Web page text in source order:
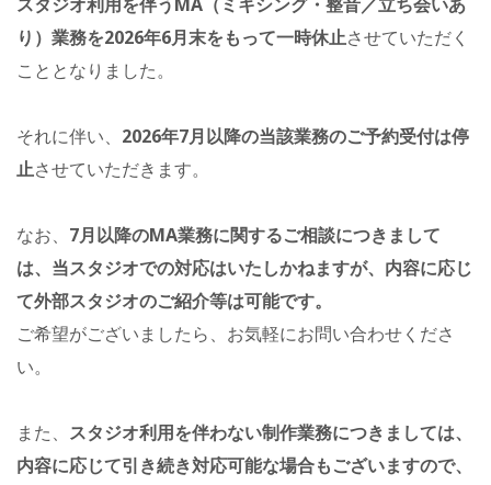
り）業務を2026年6月末をもって一時休止させていただく
こととなりました。
それに伴い、 2026年7月以降の当該業務のご予約受付は停
止させていただきます。
なお、 7月以降のMA業務に関するご相談につきまして
は、当スタジオでの対応はいたしかねますが、内容に応じ
て外部スタジオのご紹介等は可能です。
ご希望がございましたら、お気軽にお問い合わせくださ
い。
また、 スタジオ利用を伴わない制作業務につきましては、
内容に応じて引き続き対応可能な場合もございますので、